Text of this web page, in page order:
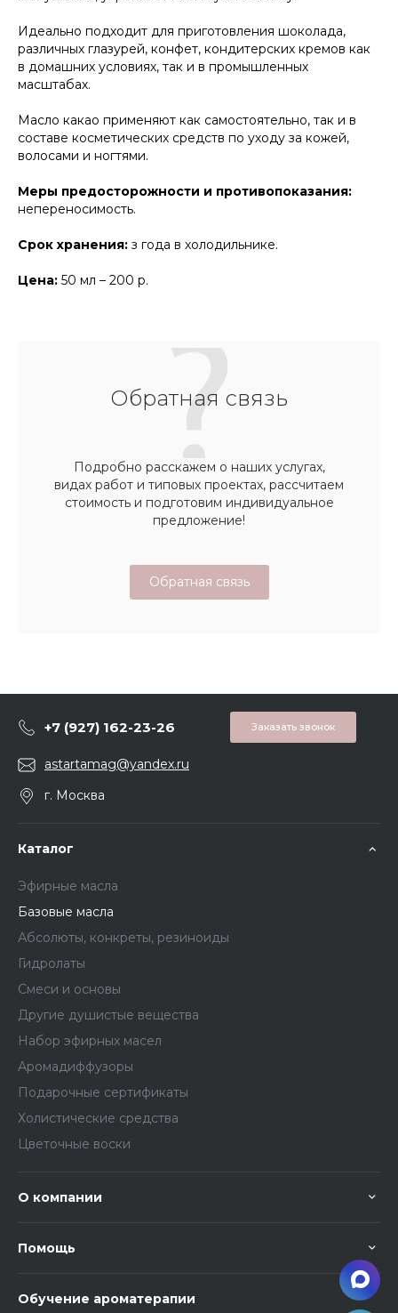
Идеально подходит для приготовления шоколада,
различных глазурей, конфет, кондитерских кремов как
в домашних условиях, так и в промышленных
масштабах.
Масло какао применяют как самостоятельно, так и в
составе косметических средств по уходу за кожей,
волосами и ногтями.
Меры предосторожности и противопоказания:
непереносимость.
Срок хранения: з года в холодильнике.
Цена: 50 мл – 200 р.
Обратная связь
Подробно расскажем о наших услугах,
видах работ и типовых проектах, рассчитаем
стоимость и подготовим индивидуальное
предложение!
Обратная связь
+7 (927) 162-23-26 Заказать звонок
astartamag@yandex.ru
г. Москва
Каталог
Эфирные масла
Базовые масла
Абсолюты, конкреты, резиноиды
Гидролаты
Смеси и основы
Другие душистые вещества
Набор эфирных масел
Аромадиффузоры
Подарочные сертификаты
Холистические средства
Цветочные воски
О компании
Помощь
Обучение ароматерапии